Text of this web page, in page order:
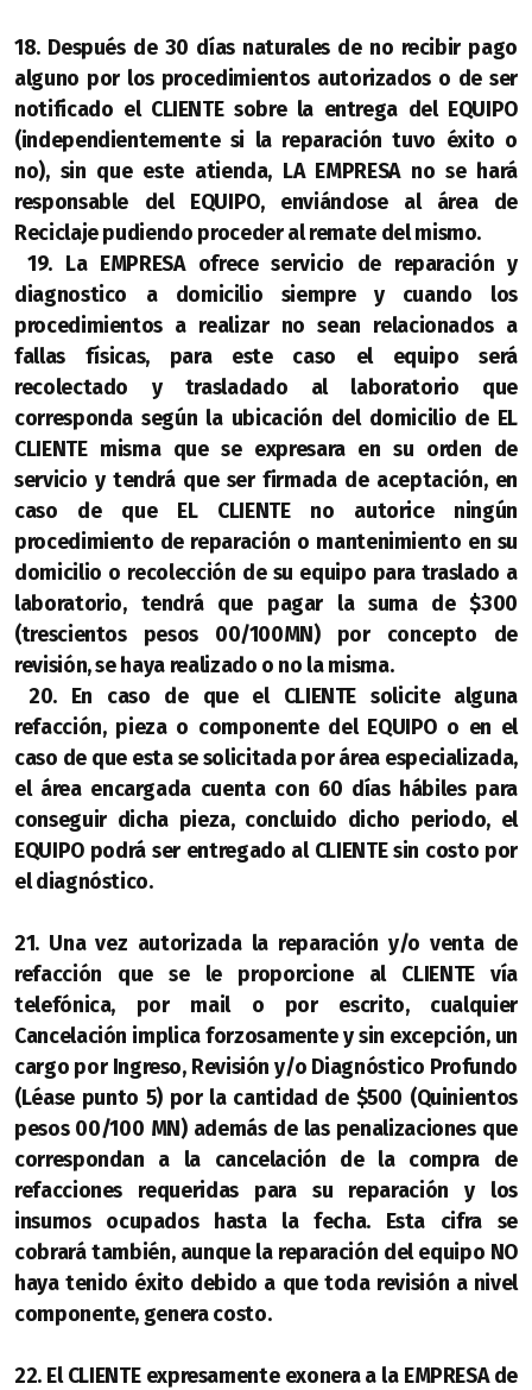
18. Después de 30 días naturales de no recibir pago
alguno por los procedimientos autorizados o de ser
notificado el CLIENTE sobre la entrega del EQUIPO
(independientemente si la reparación tuvo éxito o
no), sin que este atienda, LA EMPRESA no se hará
responsable del EQUIPO, enviándose al área de
Reciclaje pudiendo proceder al remate del mismo.
19. La EMPRESA ofrece servicio de reparación y
diagnostico a domicilio siempre y cuando los
procedimientos a realizar no sean relacionados a
fallas físicas, para este caso el equipo será
recolectado y trasladado al laboratorio que
corresponda según la ubicación del domicilio de EL
CLIENTE misma que se expresara en su orden de
servicio y tendrá que ser firmada de aceptación, en
caso de que EL CLIENTE no autorice ningún
procedimiento de reparación o mantenimiento en su
domicilio o recolección de su equipo para traslado a
laboratorio, tendrá que pagar la suma de $300
(trescientos pesos 00/100MN) por concepto de
revisión, se haya realizado o no la misma.
20. En caso de que el CLIENTE solicite alguna
refacción, pieza o componente del EQUIPO o en el
caso de que esta se solicitada por área especializada,
el área encargada cuenta con 60 días hábiles para
conseguir dicha pieza, concluido dicho periodo, el
EQUIPO podrá ser entregado al CLIENTE sin costo por
el diagnóstico.
21. Una vez autorizada la reparación y/o venta de
refacción que se le proporcione al CLIENTE vía
telefónica, por mail o por escrito, cualquier
Cancelación implica forzosamente y sin excepción, un
cargo por Ingreso, Revisión y/o Diagnóstico Profundo
(Léase punto 5) por la cantidad de $500 (Quinientos
pesos 00/100 MN) además de las penalizaciones que
correspondan a la cancelación de la compra de
refacciones requeridas para su reparación y los
insumos ocupados hasta la fecha. Esta cifra se
cobrará también, aunque la reparación del equipo NO
haya tenido éxito debido a que toda revisión a nivel
componente, genera costo.
22. El CLIENTE expresamente exonera a la EMPRESA de